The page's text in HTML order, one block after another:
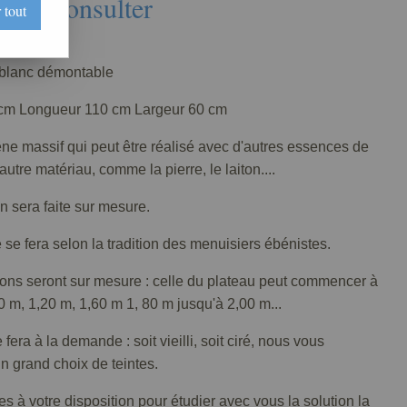
consulter
démontable
Longueur 110 cm Largeur 60 cm
massif qui peut être réalisé avec d'autres essences de
matériau, comme la pierre, le laiton....
sera faite sur mesure.
se fera selon la tradition des menuisiers ébénistes.
seront sur mesure : celle du plateau peut commencer à
m, 1,20 m, 1,60 m 1, 80 m jusqu'à 2,00 m...
fera à la demande : soit vieilli, soit ciré, nous vous
grand choix de teintes.
à votre disposition pour étudier avec vous la solution la
tout